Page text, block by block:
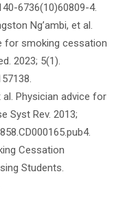
6736(10)60809-4.
Ng’ambi, et al.
for smoking cessation
2023; 5(1).
al. Physician advice for
Syst Rev. 2013;
Cessation
Students.